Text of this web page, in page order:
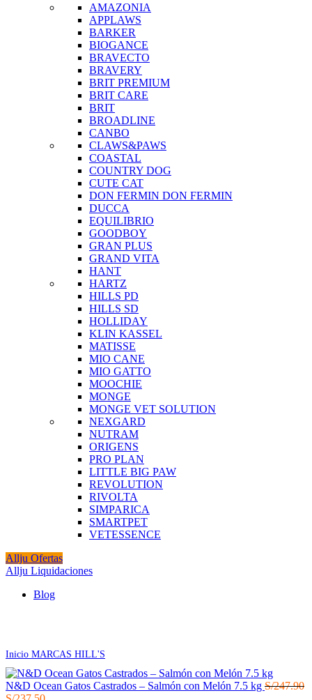
AMAZONIA
APPLAWS
BARKER
BIOGANCE
BRAVECTO
BRAVERY
BRIT PREMIUM
BRIT CARE
BRIT
BROADLINE
CANBO
CLAWS&PAWS
COASTAL
COUNTRY DOG
CUTE CAT
DON FERMIN DON FERMIN
DUCCA
EQUILIBRIO
GOODBOY
GRAN PLUS
GRAND VITA
HANT
HARTZ
HILLS PD
HILLS SD
HOLLIDAY
KLIN KASSEL
MATISSE
MIO CANE
MIO GATTO
MOOCHIE
MONGE
MONGE VET SOLUTION
NEXGARD
NUTRAM
ORIGENS
PRO PLAN
LITTLE BIG PAW
REVOLUTION
RIVOLTA
SIMPARICA
SMARTPET
VETESSENCE
Allju Ofertas
Allju Liquidaciones
Blog
Inicio MARCAS HILL'S
N&D Ocean Gatos Castrados – Salmón con Melón 7.5 kg S/247.90
El
El